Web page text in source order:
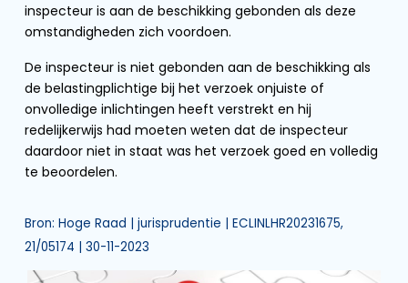
inspecteur is aan de beschikking gebonden als deze
omstandigheden zich voordoen.
De inspecteur is niet gebonden aan de beschikking als
de belastingplichtige bij het verzoek onjuiste of
onvolledige inlichtingen heeft verstrekt en hij
redelijkerwijs had moeten weten dat de inspecteur
daardoor niet in staat was het verzoek goed en volledig
te beoordelen.
Bron: Hoge Raad | jurisprudentie | ECLINLHR20231675,
21/05174 | 30-11-2023